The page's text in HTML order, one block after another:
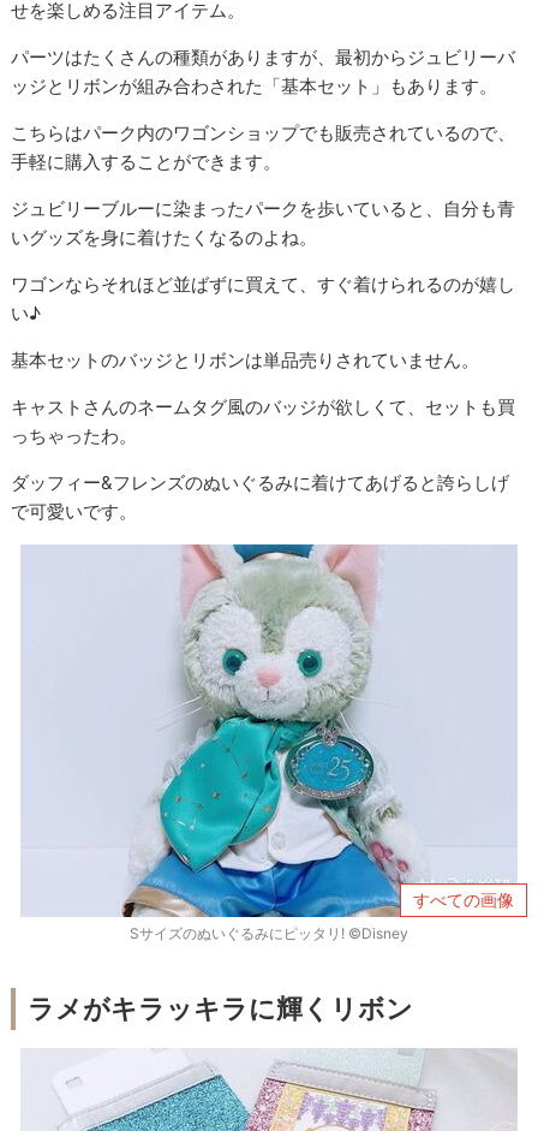
せを楽しめる注目アイテム。
パーツはたくさんの種類がありますが、最初からジュビリーバ
ッジとリボンが組み合わされた「基本セット」もあります。
こちらはパーク内のワゴンショップでも販売されているので、
手軽に購入することができます。
ジュビリーブルーに染まったパークを歩いていると、自分も青
いグッズを身に着けたくなるのよね。
ワゴンならそれほど並ばずに買えて、すぐ着けられるのが嬉し
い♪
基本セットのバッジとリボンは単品売りされていません。
キャストさんのネームタグ風のバッジが欲しくて、セットも買
っちゃったわ。
ダッフィー&フレンズのぬいぐるみに着けてあげると誇らしげ
で可愛いです。
すべての画像
Sサイズのぬいぐるみにピッタリ! ©Disney
ラメがキラッキラに輝くリボン